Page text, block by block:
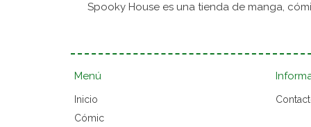
Spooky House es una tienda de manga,
Menú
Inicio
Cómic